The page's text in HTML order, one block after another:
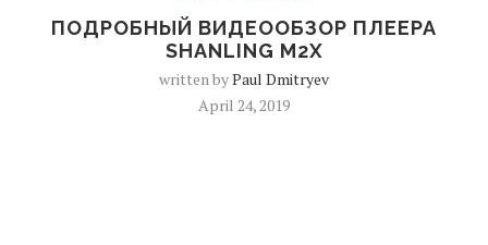
ПОДРОБНЫЙ ВИДЕООБЗОР ПЛЕЕРА
SHANLING M2X
written byPaul Dmitryev
April 24, 2019